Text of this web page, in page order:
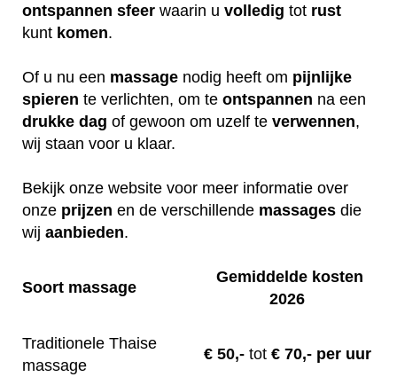
ontspannen sfeer waarin u volledig tot rust
kunt komen.
Of u nu een massage nodig heeft om pijnlijke
spieren te verlichten, om te ontspannen na een
drukke dag of gewoon om uzelf te verwennen,
wij staan voor u klaar.
Bekijk onze website voor meer informatie over
onze prijzen en de verschillende massages die
wij aanbieden.
Soort massage
Gemiddelde kosten
2026
Traditionele Thaise
massage
€ 50,- tot € 70,- per uur